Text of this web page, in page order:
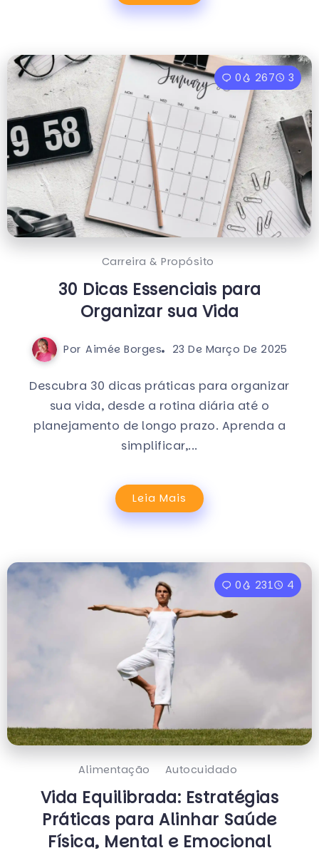
0 267 3
Carreira & Propósito
30 Dicas Essenciais para
Organizar sua Vida
Por Aimée Borges 23 De Março De 2025
Descubra 30 dicas práticas para organizar
sua vida, desde a rotina diária até o
planejamento de longo prazo. Aprenda a
simplificar,...
Leia Mais
0 231 4
Alimentação Autocuidado
Vida Equilibrada: Estratégias
Práticas para Alinhar Saúde
Física, Mental e Emocional